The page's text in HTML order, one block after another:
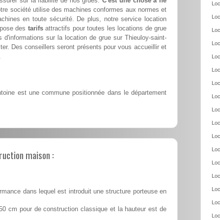
société utilise des machines conformes aux normes et
en toute sécurité. De plus, notre service location
des tarifsattractifs pour toutes les locations de grue
d'informations sur la location de grue sur Thieuloy-saint-
Des conseillers seront présents pour vous accueillir et
est une commune positionnée dans le département
maison :
dans lequel est introduit une structure porteuse en
cm pour de construction classique et la hauteur est de